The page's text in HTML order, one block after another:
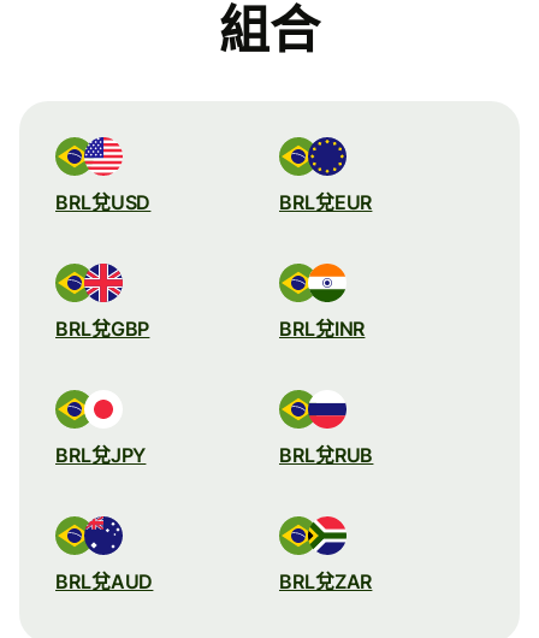
組合
BRL兌USD BRL兌EUR
BRL兌GBP BRL兌INR
BRL兌JPY BRL兌RUB
BRL兌AUD BRL兌ZAR